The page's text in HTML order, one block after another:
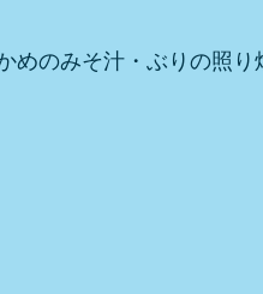
めのみそ汁・ぶりの照